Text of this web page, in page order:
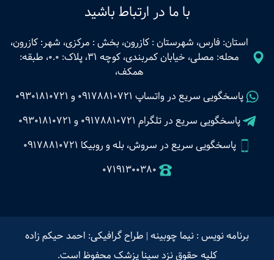
با ما در ارتباط باشید
استان: فارس، شهرستان : کازرون، بخش : مرکزی، شهر: کازرون،
محله: مصلی، خیابان کمربندی، کوچه 31، پلاک: 0.0، طبقه:
همکف،
پاسخگویی سریع در واتساپ 09178810721 و 09301810721
پاسخگویی سریع در تلگرام 09178810721 و 09301810721
پاسخگویی سریع در سروش، بله و روبیکا 09178810721
07191300380
برنامه نویس : نیما چوبینه | طراح گرافیکی: احمد حیکم زاده
کلیه حقوق نزد سینا پزشک محفوظ است.